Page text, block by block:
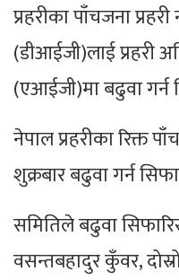
प्रहरीका पाँचजना
(डीआईजी)लाई प्रहरी
(एआईजी)मा बढुवा गर्न
नेपाल प्रहरीका रिक्त
शुक्रबार बढुवा गर्न
समितिले बढुवा
वसन्तबहादुर कुँवर,